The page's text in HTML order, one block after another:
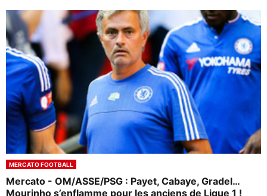
MERCATO FOOTBALL
Mercato - OM/ASSE/PSG : Payet, Cabaye, Gradel…
Mourinho s’enflamme pour les anciens de Ligue 1 !